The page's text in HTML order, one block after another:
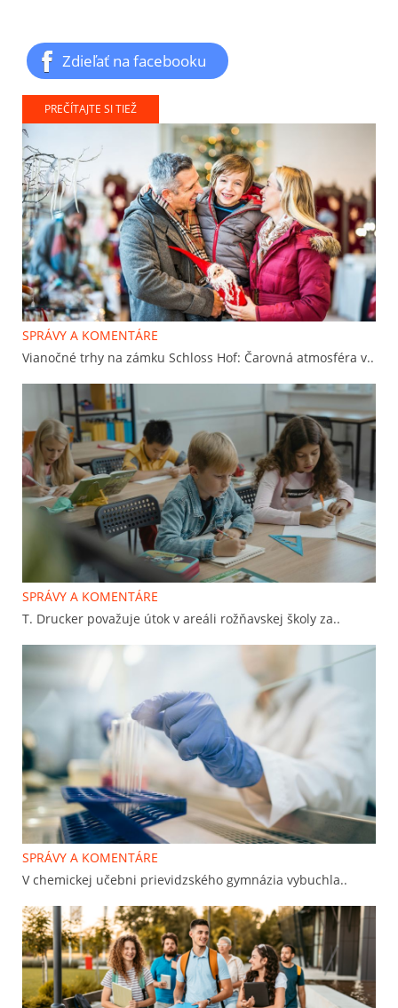
Zdieľať na facebooku
PREČÍTAJTE SI TIEŽ
SPRÁVY A KOMENTÁRE
Vianočné trhy na zámku Schloss Hof: Čarovná atmosféra v..
SPRÁVY A KOMENTÁRE
T. Drucker považuje útok v areáli rožňavskej školy za..
SPRÁVY A KOMENTÁRE
V chemickej učebni prievidzského gymnázia vybuchla..